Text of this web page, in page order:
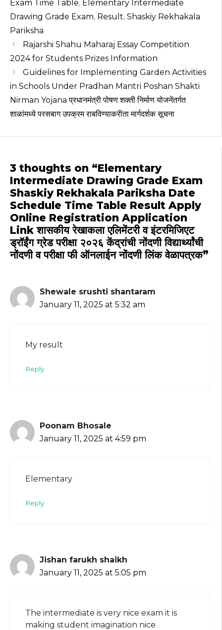
p
p
o
o
k
m
Exam Time Table, Elementary Intermediate
Drawing Grade Exam, Result, Shaskiy Rekhakala
Pariksha
Rajarshi Shahu Maharaj Essay Competition
2024 for Students Prizes Information
Guidelines for Implementing Garden Activities
in Schools Under Pradhan Mantri Poshan Shakti
Nirman Yojana प्रधानमंत्री पोषण शक्ती निर्माण योजनेंतर्गत
शाळांमध्ये परसबाग उपक्रम राबविण्याकरीता मार्गदर्शक सूचना
3 thoughts on “Elementary
Intermediate Drawing Grade Exam
Shaskiy Rekhakala Pariksha Date
Schedule Time Table Result Apply
Online Registration Application
Link शासकीय रेखाकला एलिमेंटरी व इंटरमिजिएट
ड्रॉईंग ग्रेड परीक्षा २०२६ केंद्रांची नोंदणी विद्यार्थ्यांची
नोंदणी व परीक्षा फी ऑनलाईन नोंदणी लिंक वेळापत्रक”
Shewale srushti shantaram
January 11, 2025 at 5:32 am
My result
Reply
Poonam Bhosale
January 11, 2025 at 4:59 pm
Elementary
Reply
Jishan farukh shaikh
January 11, 2025 at 5:05 pm
The intermediate is very nice exam it is
making student imagination nice